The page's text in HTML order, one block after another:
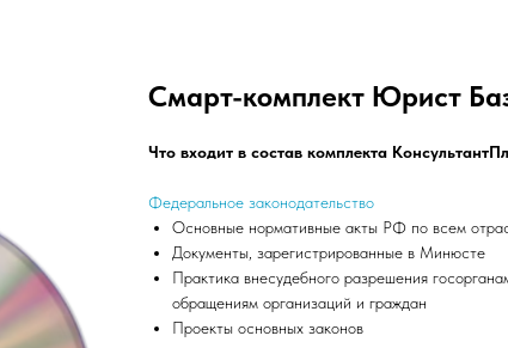
Смарт-комплект Юрист
Что входит в состав комплекта
Федеральное законодательство
Основные нормативные акты РФ по всем
Документы, зарегистрированные в Минюсте
Практика внесудебного разрешения
обращениям организаций и граждан
Проекты основных законов